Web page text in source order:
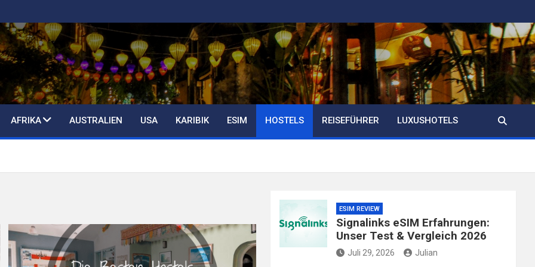
AFRIKA AUSTRALIEN USA KARIBIK ESIM HOSTELS REISEFÜHRER LUXUSHOTELS
ESIM REVIEW
Signalinks eSIM Erfahrungen:
Unser Test & Vergleich 2026
Juli 29, 2026 Julian